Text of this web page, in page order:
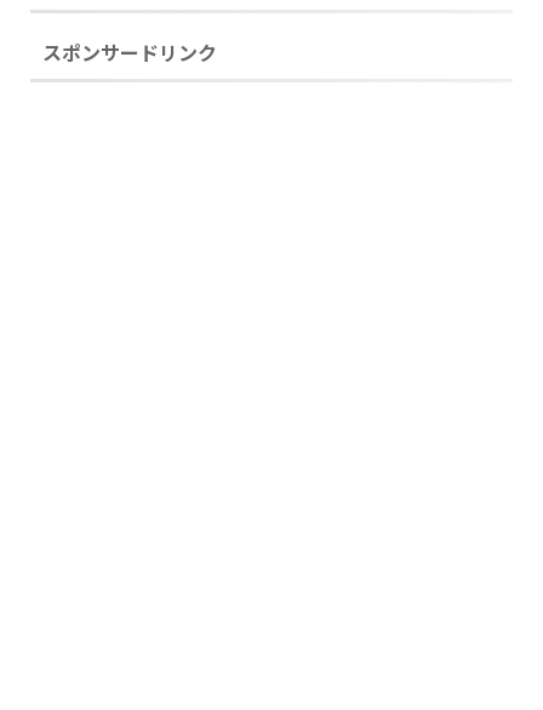
スポンサードリンク